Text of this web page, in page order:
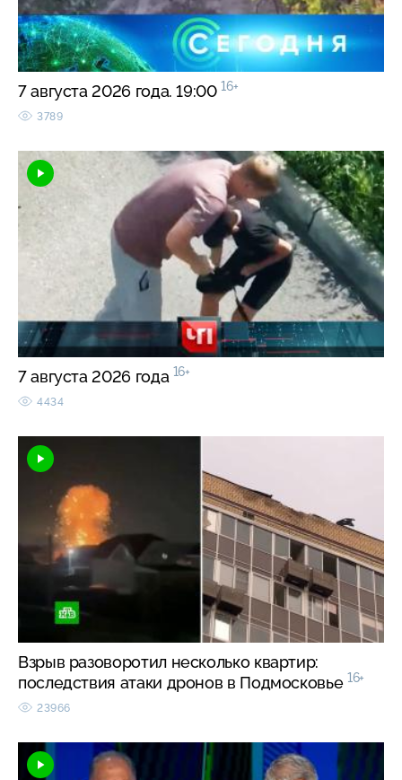
7 августа 2026 года. 19:00 16+
3789
7 августа 2026 года 16+
4434
Взрыв разоворотил несколько квартир:
последствия атаки дронов в Подмосковье 16+
23966